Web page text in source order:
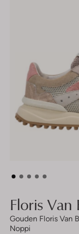
Floris Van
Gouden Floris Van
Noppi